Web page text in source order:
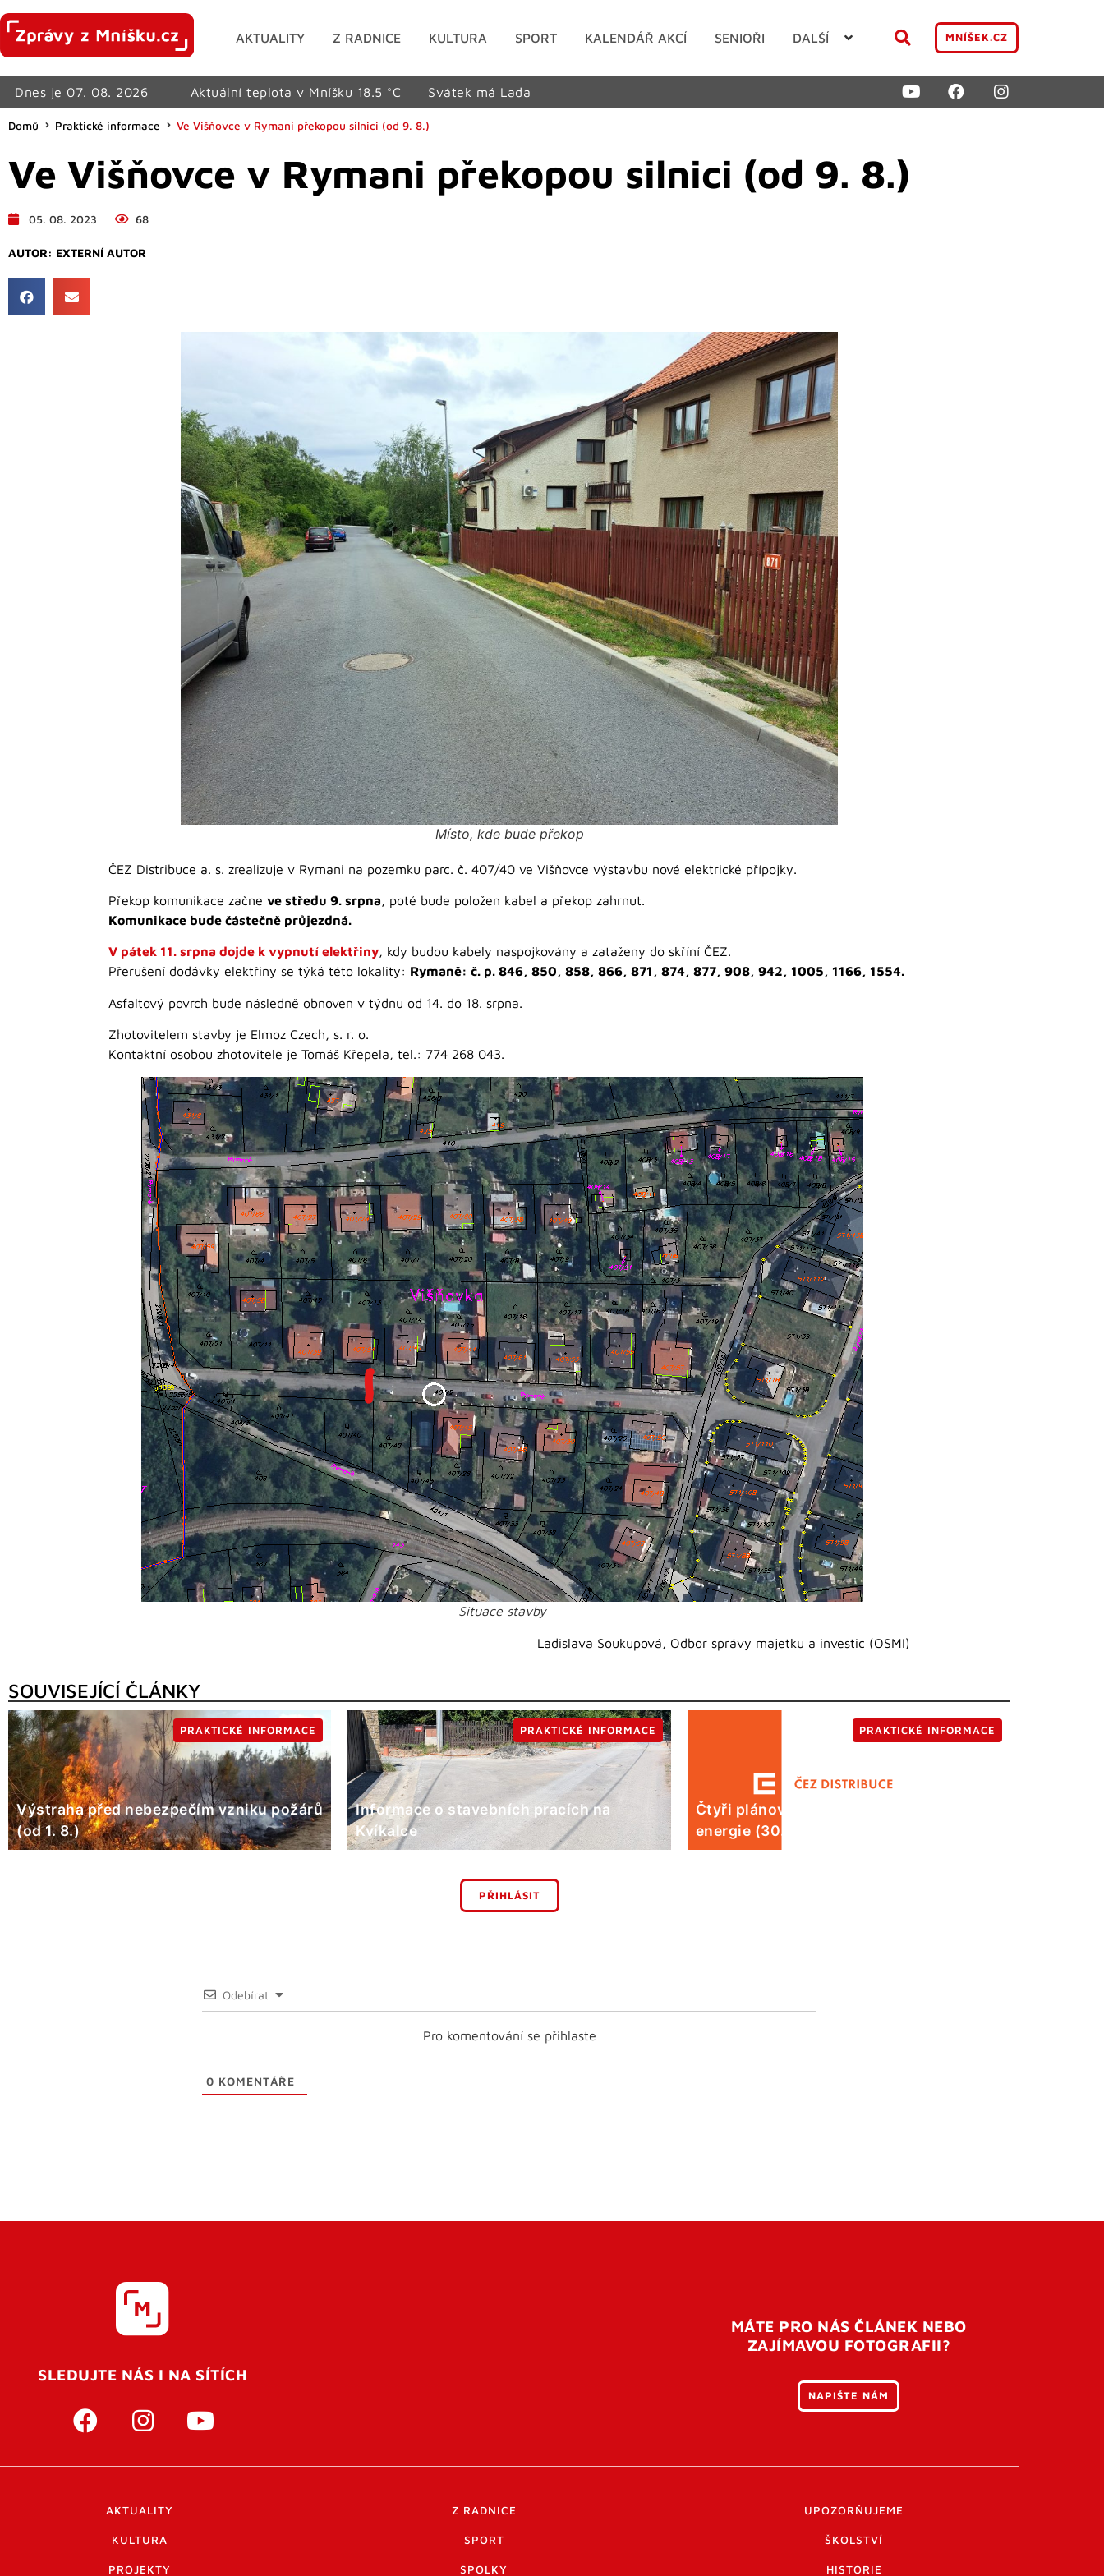
AKTUALITY Z RADNICE KULTURA SPORT KALENDÁŘ AKCÍ SENIOŘI DALŠÍ MNÍŠEK.CZ
Dnes je 07. 08. 2026 Aktuální teplota v Mníšku 18.5 °C Svátek má Lada
Domů Praktické informace Ve Višňovce v Rymani překopou silnici (od 9. 8.)
Ve Višňovce v Rymani překopou silnici (od 9. 8.)
05. 08. 2023 68
AUTOR: EXTERNÍ AUTOR
Místo, kde bude překop
ČEZ Distribuce a. s. zrealizuje v Rymani na pozemku parc. č. 407/40 ve Višňovce výstavbu nové elektrické přípojky.
Překop komunikace začne ve středu 9. srpna, poté bude položen kabel a překop zahrnut.
Komunikace bude částečně průjezdná.
V pátek 11. srpna dojde k vypnutí elektřiny, kdy budou kabely naspojkovány a zataženy do skříní ČEZ.
Přerušení dodávky elektřiny se týká této lokality: Rymaně: č. p. 846, 850, 858, 866, 871, 874, 877, 908, 942, 1005, 1166, 1554.
Asfaltový povrch bude následně obnoven v týdnu od 14. do 18. srpna.
Zhotovitelem stavby je Elmoz Czech, s. r. o.
Kontaktní osobou zhotovitele je Tomáš Křepela, tel.: 774 268 043.
Situace stavby
Ladislava Soukupová, Odbor správy majetku a investic (OSMI)
SOUVISEJÍCÍ ČLÁNKY
Výstraha před nebezpečím vzniku požárů
(od 1. 8.)
PRAKTICKÉ INFORMACE
Informace o stavebních pracích na
Kvíkalce
PRAKTICKÉ INFORMACE
Čtyři plánované odstávky elektrické
energie (30. 7.)
PRAKTICKÉ INFORMACE
PŘIHLÁSIT
Odebírat
Pro komentování se přihlaste
0 KOMENTÁŘE
SLEDUJTE NÁS I NA SÍTÍCH
MÁTE PRO NÁS ČLÁNEK NEBO
ZAJÍMAVOU FOTOGRAFII?
NAPIŠTE NÁM
AKTUALITY Z RADNICE UPOZORŇUJEME
KULTURA SPORT ŠKOLSTVÍ
PROJEKTY SPOLKY HISTORIE